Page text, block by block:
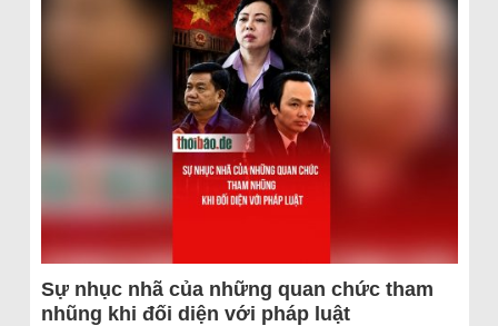
Sự nhục nhã của những quan chức tham
nhũng khi đối diện với pháp luật